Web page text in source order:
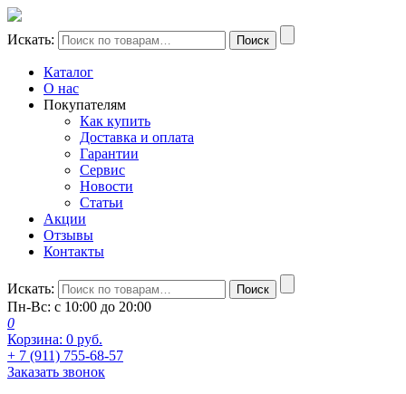
Искать: Поиск
Каталог
О нас
Покупателям
Как купить
Доставка и оплата
Гарантии
Сервис
Новости
Статьи
Акции
Отзывы
Контакты
Искать: Поиск
Пн-Вс: с 10:00 до 20:00
0
Корзина: 0 руб.
+ 7 (911) 755-68-57
Заказать звонок